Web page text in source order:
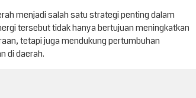
menjadi salah satu strategi penting dalam
tersebut tidak hanya bertujuan meningkatkan
tetapi juga mendukung pertumbuhan
di daerah.